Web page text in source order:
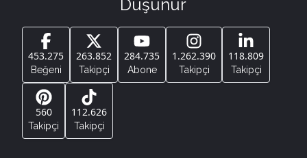
Düşünür
453.275
Beğeni
263.852
Takipçi
284.735
Abone
1.262.390
Takipçi
118.809
Takipçi
560
Takipçi
112.626
Takipçi